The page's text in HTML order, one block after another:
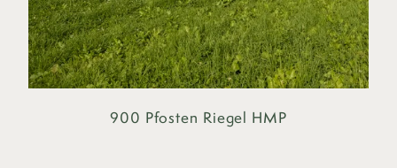
900 Pfosten Riegel HMP